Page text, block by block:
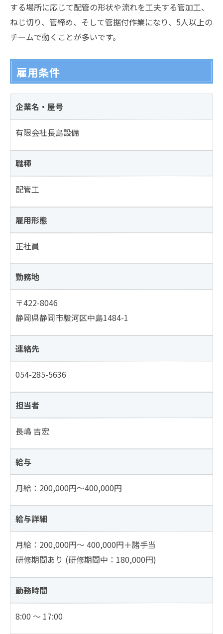
する場所に応じて配管の形状や流れを工夫する管加工、
ねじ切り、管締め、そして管据付作業になり、5人以上の
チームで動くことが多いです。
雇用条件
企業名・屋号
有限会社長島設備
職種
配管工
雇用形態
正社員
勤務地
〒422-8046
静岡県静岡市駿河区中島1484-1
連絡先
054-285-5636
担当者
長嶋 吉宏
給与
月給：200,000円～400,000円
給与詳細
月給：200,000円～ 400,000円＋諸手当
研修期間あり (研修期間中：180,000円)
勤務時間
8:00 ～ 17:00